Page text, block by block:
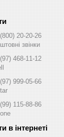
20-20-26
звінки
468-11-12
999-05-66
115-88-86